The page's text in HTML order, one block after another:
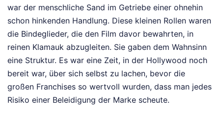
war der menschliche Sand im Getriebe einer ohnehin
schon hinkenden Handlung. Diese kleinen Rollen waren
die Bindeglieder, die den Film davor bewahrten, in
reinen Klamauk abzugleiten. Sie gaben dem Wahnsinn
eine Struktur. Es war eine Zeit, in der Hollywood noch
bereit war, über sich selbst zu lachen, bevor die
großen Franchises so wertvoll wurden, dass man jedes
Risiko einer Beleidigung der Marke scheute.